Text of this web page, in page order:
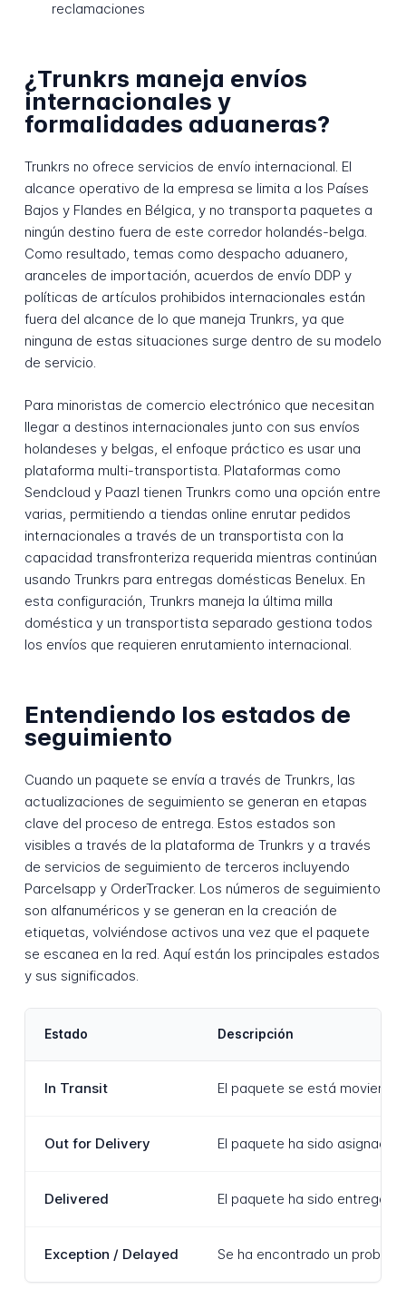
reclamaciones
¿Trunkrs maneja envíos
internacionales y
formalidades aduaneras?
Trunkrs no ofrece servicios de envío internacional. El
alcance operativo de la empresa se limita a los Países
Bajos y Flandes en Bélgica, y no transporta paquetes a
ningún destino fuera de este corredor holandés-belga.
Como resultado, temas como despacho aduanero,
aranceles de importación, acuerdos de envío DDP y
políticas de artículos prohibidos internacionales están
fuera del alcance de lo que maneja Trunkrs, ya que
ninguna de estas situaciones surge dentro de su modelo
de servicio.
Para minoristas de comercio electrónico que necesitan
llegar a destinos internacionales junto con sus envíos
holandeses y belgas, el enfoque práctico es usar una
plataforma multi-transportista. Plataformas como
Sendcloud y Paazl tienen Trunkrs como una opción entre
varias, permitiendo a tiendas online enrutar pedidos
internacionales a través de un transportista con la
capacidad transfronteriza requerida mientras continúan
usando Trunkrs para entregas domésticas Benelux. En
esta configuración, Trunkrs maneja la última milla
doméstica y un transportista separado gestiona todos
los envíos que requieren enrutamiento internacional.
Entendiendo los estados de
seguimiento
Cuando un paquete se envía a través de Trunkrs, las
actualizaciones de seguimiento se generan en etapas
clave del proceso de entrega. Estos estados son
visibles a través de la plataforma de Trunkrs y a través
de servicios de seguimiento de terceros incluyendo
Parcelsapp y OrderTracker. Los números de seguimiento
son alfanuméricos y se generan en la creación de
etiquetas, volviéndose activos una vez que el paquete
se escanea en la red. Aquí están los principales estados
y sus significados.
Estado Descripción
In Transit El paquete se está
Out for Delivery El paquete ha sido asignado
Delivered El paquete ha sido
Exception / Delayed Se ha encontrado un